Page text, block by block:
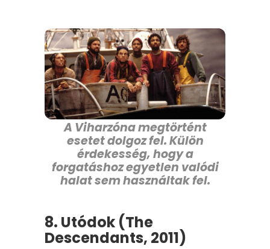
A Viharzóna megtörtént
esetet dolgoz fel. Külön
érdekesség, hogy a
forgatáshoz egyetlen valódi
halat sem használtak fel.
8. Utódok (The
Descendants, 2011)